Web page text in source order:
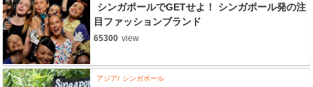
シンガポールでGETせよ！ シンガポール発の注
目ファッションブランド
65300 view
アジア シンガポール